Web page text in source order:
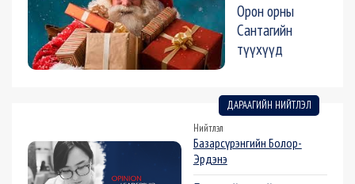
Орон орны
Сантагийн
түүхүүд
ДАРААГИЙН НИЙТЛЭЛ
Нийтлэл
Базарсүрэнгийн Болор-
Эрдэнэ